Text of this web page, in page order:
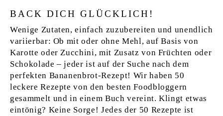
BACK DICH GLÜCKLICH!
Wenige Zutaten, einfach zuzubereiten und unendlich
variierbar: Ob mit oder ohne Mehl, auf Basis von
Karotte oder Zucchini, mit Zusatz von Früchten oder
Schokolade – jeder ist auf der Suche nach dem
perfekten Bananenbrot-Rezept! Wir haben 50
leckere Rezepte von den besten Foodbloggern
gesammelt und in einem Buch vereint. Klingt etwas
eintönig? Keine Sorge! Jedes der 50 Rezepte ist